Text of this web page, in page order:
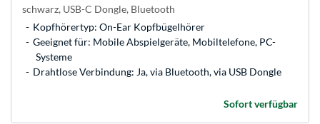
schwarz, USB-C Dongle, Bluetooth
Kopfhörertyp: On-Ear Kopfbügelhörer
Geeignet für: Mobile Abspielgeräte, Mobiltelefone, PC-
Systeme
Drahtlose Verbindung: Ja, via Bluetooth, via USB Dongle
Sofort verfügbar